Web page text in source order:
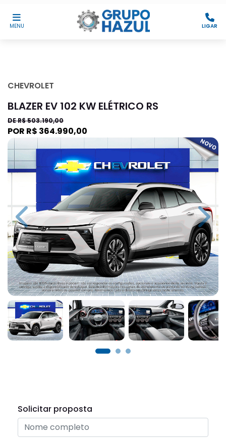
MENU LIGAR
CHEVROLET
BLAZER EV 102 KW ELÉTRICO RS
DE R$ 503.190,00
POR R$ 364.990,00
Previous Next
Solicitar proposta